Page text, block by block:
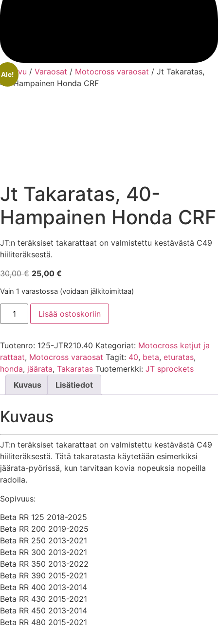
Etusivu / Varaosat / Motocross varaosat / Jt Takaratas,
40-Hampainen Honda CRF
Ale!
Jt Takaratas, 40-
Hampainen Honda CRF
JT:n teräksiset takarattaat on valmistettu kestävästä C49
hiiliteräksestä.
30,00€ Alkuperäinen
oli:
30,00 €.
25,00 €
on:
Vain 1 varastossa (voidaan jälkitoimittaa)
Jt
Takaratas,
40-
CRF
määrä
Lisää ostoskoriin
Tuotenro: 125-JTR210.40 Kategoriat: Motocross ketjut ja
rattaat, Motocross varaosat Tagit: 40, beta, eturatas,
honda, jäärata, Takaratas Tuotemerkki: JT sprockets
Kuvaus
Lisätiedot
Kuvaus
JT:n teräksiset takarattaat on valmistettu kestävästä C49
hiiliteräksestä. Tätä takaratasta käytetään esimerkiksi
jäärata-pyörissä, kun tarvitaan kovia nopeuksia nopeilla
radoila.
Sopivuus:
Beta RR 125 2018-2025
Beta RR 200 2019-2025
Beta RR 250 2013-2021
Beta RR 300 2013-2021
Beta RR 350 2013-2022
Beta RR 390 2015-2021
Beta RR 400 2013-2014
Beta RR 430 2015-2021
Beta RR 450 2013-2014
Beta RR 480 2015-2021